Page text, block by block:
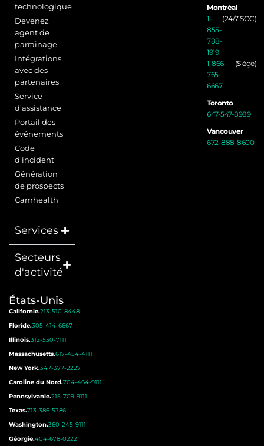
technologique
Devenez
agent de
parrainage
Intégrations
avec des
partenaires
Service
d'assistance
Portail des
événements
Code
d'incident
Génération
de prospects
Camhealth
Services
Secteurs
d'activité
Montréal
1-
855-
788-
1919
(24/7 SOC)
1-866-
765-
6667
(Siège)
Toronto
647-547-8989
Vancouver
672-888-8600
États-Unis
Californie.213-510-8448
Floride.305-414-6667
Illinois.312-530-7111
Massachusetts.617-454-4111
New York.347-377-2227
Caroline du Nord.704-464-9111
Pennsylvanie.215-709-9111
Texas.713-386-5386
Washington.360-245-9111
Géorgie.404-678-0222